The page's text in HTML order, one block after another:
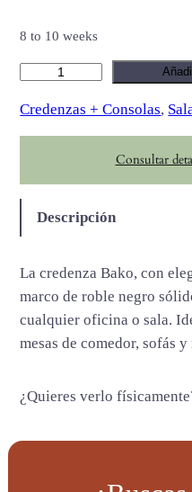
8 to 10 weeks
k
o
a
t
d
a
d
Credenzas + Consolas,
Consultar
Descripción
La credenza Bako, con
marco de roble negro
cualquier oficina o sala.
mesas de comedor, sofás y
¿Quieres verlo